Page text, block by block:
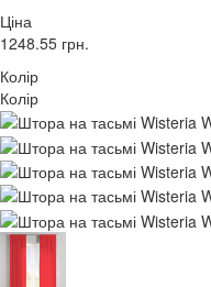
Ціна
1248.55 грн.
Колір
Колір